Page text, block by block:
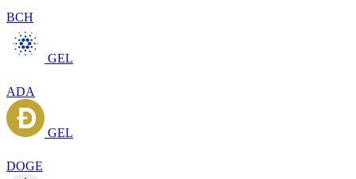
BCH
GEL
ADA
GEL
DOGE